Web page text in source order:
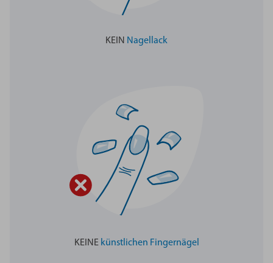
KEIN Nagellack
KEINE künstlichen Fingernägel